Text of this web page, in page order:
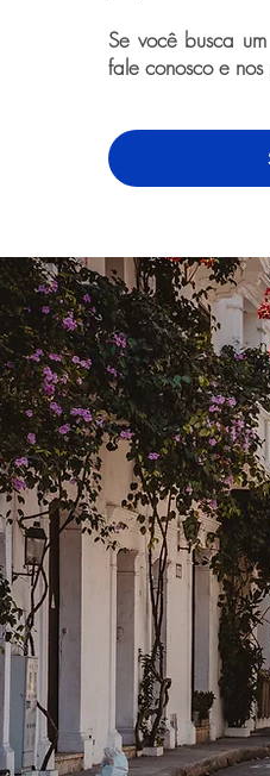
Se você busca
fale conosco e